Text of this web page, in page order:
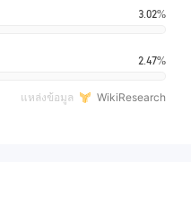
3.02%
2.47%
แหล่งข้อมูล WikiResearch